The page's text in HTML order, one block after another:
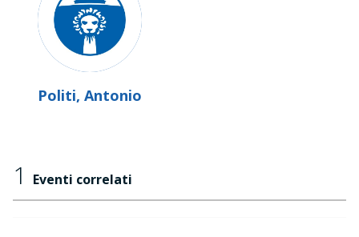
Politi, Antonio
1 Eventi correlati